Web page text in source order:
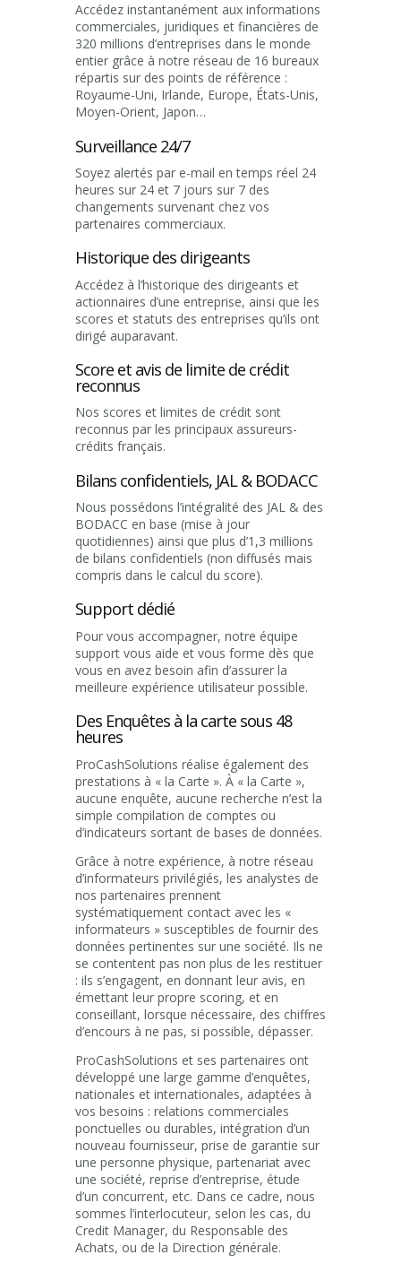
Accédez instantanément aux informations
commerciales, juridiques et financières de
320 millions d’entreprises dans le monde
entier grâce à notre réseau de 16 bureaux
répartis sur des points de référence :
Royaume-Uni, Irlande, Europe, États-Unis,
Moyen-Orient, Japon…
Surveillance 24/7
Soyez alertés par e-mail en temps réel 24
heures sur 24 et 7 jours sur 7 des
changements survenant chez vos
partenaires commerciaux.
Historique des dirigeants
Accédez à l’historique des dirigeants et
actionnaires d’une entreprise, ainsi que les
scores et statuts des entreprises qu’ils ont
dirigé auparavant.
Score et avis de limite de crédit
reconnus
Nos scores et limites de crédit sont
reconnus par les principaux assureurs-
crédits français.
Bilans confidentiels, JAL & BODACC
Nous possédons l’intégralité des JAL & des
BODACC en base (mise à jour
quotidiennes) ainsi que plus d’1,3 millions
de bilans confidentiels (non diffusés mais
compris dans le calcul du score).
Support dédié
Pour vous accompagner, notre équipe
support vous aide et vous forme dès que
vous en avez besoin afin d’assurer la
meilleure expérience utilisateur possible.
Des Enquêtes à la carte sous 48
heures
ProCashSolutions réalise également des
prestations à « la Carte ». À « la Carte »,
aucune enquête, aucune recherche n’est la
simple compilation de comptes ou
d’indicateurs sortant de bases de données.
Grâce à notre expérience, à notre réseau
d’informateurs privilégiés, les analystes de
nos partenaires prennent
systématiquement contact avec les «
informateurs » susceptibles de fournir des
données pertinentes sur une société. Ils ne
se contentent pas non plus de les restituer
: ils s’engagent, en donnant leur avis, en
émettant leur propre scoring, et en
conseillant, lorsque nécessaire, des chiffres
d’encours à ne pas, si possible, dépasser.
ProCashSolutions et ses partenaires ont
développé une large gamme d’enquêtes,
nationales et internationales, adaptées à
vos besoins : relations commerciales
ponctuelles ou durables, intégration d’un
nouveau fournisseur, prise de garantie sur
une personne physique, partenariat avec
une société, reprise d’entreprise, étude
d’un concurrent, etc. Dans ce cadre, nous
sommes l’interlocuteur, selon les cas, du
Credit Manager, du Responsable des
Achats, ou de la Direction générale.